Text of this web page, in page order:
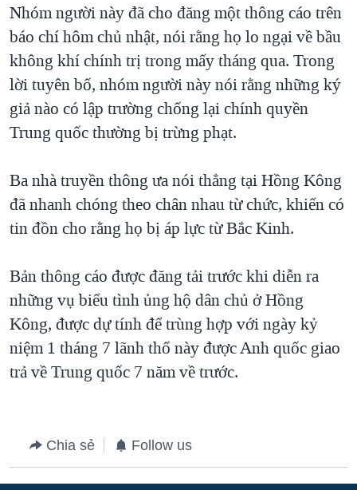
KHOA HỌC
SỨC KHOẺ
VĂN HOÁ
THỂ THAO
GIÁO DỤC
GIẢI MÃ VÀNH ĐAI & CON ĐƯỜNG
NGÀY TỊ NẠN THẾ GIỚI
TRỊNH VĨNH BÌNH - NGƯỜI HẠ 'BÊN THẮNG CUỘC'
GROUND ZERO – XƯA VÀ NAY
CHI PHÍ CHIẾN TRANH AFGHANISTAN
THƯỢNG ĐỈNH TRUMP-KIM TẠI VIỆT NAM
TRỊNH VĨNH BÌNH VS. CHÍNH PHỦ VIỆT NAM
BÊN KIA QUỐC LỘ: TIẾNG VỌNG TỪ NÔNG THÔN MỸ
QUAN HỆ VIỆT MỸ
MẠNG XÃ HỘI
Ngôn ngữ khác
Nhóm người này đã cho đăng một thông cáo trên
báo chí hôm chủ nhật, nói rằng họ lo ngại về bầu
không khí chính trị trong mấy tháng qua. Trong
lời tuyên bố, nhóm người này nói rằng những ký
giả nào có lập trường chống lại chính quyền
Trung quốc thường bị trừng phạt.
Ba nhà truyền thông ưa nói thẳng tại Hồng Kông
đã nhanh chóng theo chân nhau từ chức, khiến có
tin đồn cho rằng họ bị áp lực từ Bắc Kinh.
Bản thông cáo được đăng tải trước khi diễn ra
những vụ biểu tình ủng hộ dân chủ ở Hồng
Kông, được dự tính để trùng hợp với ngày kỷ
niệm 1 tháng 7 lãnh thổ này được Anh quốc giao
trả về Trung quốc 7 năm về trước.
Chia sẻ Follow us